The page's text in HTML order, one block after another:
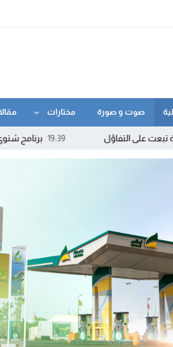
صوت و صورة مختارات
19:39 برنامج شتوي غير مسبوق